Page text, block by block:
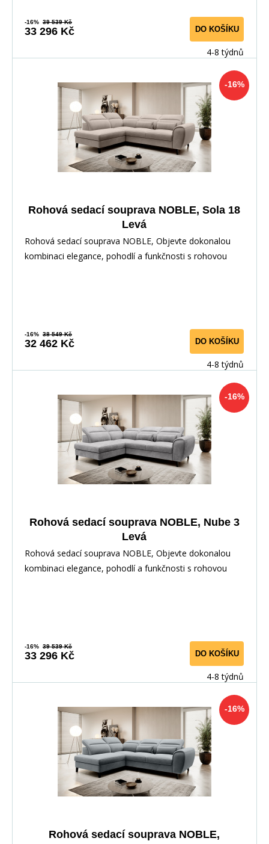
-16% 39 539 Kč
33 296 Kč DO KOŠÍKU
4-8 týdnů
-16%
Rohová sedací souprava NOBLE, Sola 18
Levá
Rohová sedací souprava NOBLE, Objevte dokonalou
kombinaci elegance, pohodlí a funkčnosti s rohovou
-16% 38 549 Kč
32 462 Kč DO KOŠÍKU
4-8 týdnů
-16%
Rohová sedací souprava NOBLE, Nube 3
Levá
Rohová sedací souprava NOBLE, Objevte dokonalou
kombinaci elegance, pohodlí a funkčnosti s rohovou
-16% 39 539 Kč
33 296 Kč DO KOŠÍKU
4-8 týdnů
-16%
Rohová sedací souprava NOBLE,